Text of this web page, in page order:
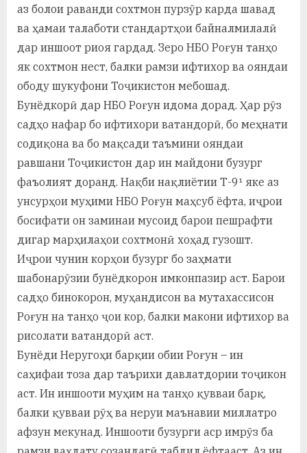
аз болои раванди сохтмон пурзӯр карда шавад
ва ҳамаи талаботи стандартҳои байналмилалӣ
дар иншоот риоя гардад. Зеро НБО Роғун танҳо
як сохтмон нест, балки рамзи ифтихор ва ояндаи
ободу шукуфони Тоҷикистон мебошад.
Бунёдкорӣ дар НБО Роғун идома дорад. Ҳар рӯз
садҳо нафар бо ифтихори ватандорӣ, бо меҳнати
содиқона ва бо мақсади таъмини ояндаи
равшани Тоҷикистон дар ин майдони бузург
фаъолият доранд. Нақби нақлиётии Т-9¹ яке аз
унсурҳои муҳими НБО Роғун маҳсуб ёфта, иҷрои
босифати он заминаи мусоид барои пешрафти
дигар марҳилаҳои сохтмонӣ хоҳад гузошт.
Иҷрои чунин корҳои бузург бо заҳмати
шабонарӯзии бунёдкорон имконпазир аст. Барои
садҳо бинокорон, муҳандисон ва мутахассисон
Роғун на танҳо ҷои кор, балки макони ифтихор ва
рисолати ватандорӣ аст.
Бунёди Неругоҳи барқии обии Роғун – ин
саҳифаи тоза дар таърихи давлатдории тоҷикон
аст. Ин иншооти муҳим на танҳо қувваи барқ,
балки қувваи рӯҳ ва неруи маънавии миллатро
афзун мекунад. Иншооти бузурги аср имрӯз ба